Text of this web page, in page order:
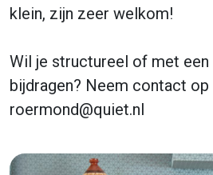
klein, zijn zeer welkom!
Wil je structureel of met
bijdragen? Neem contact
roermond@quiet.nl